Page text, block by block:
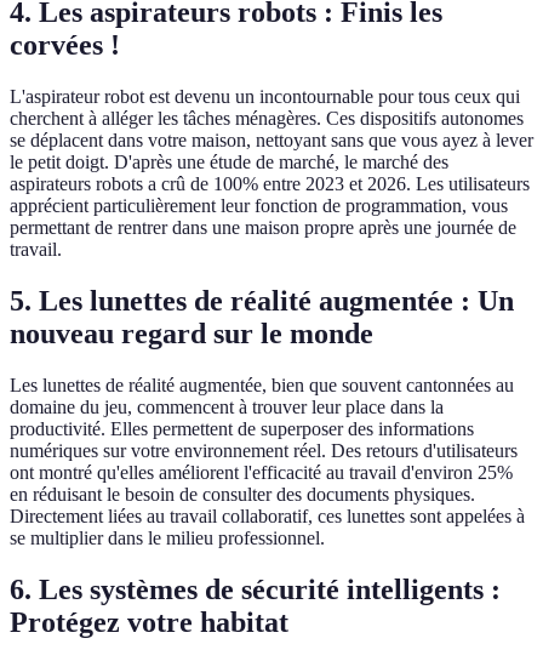
4. Les aspirateurs robots : Finis les
corvées !
L'aspirateur robot est devenu un incontournable pour tous ceux qui
cherchent à alléger les tâches ménagères. Ces dispositifs autonomes
se déplacent dans votre maison, nettoyant sans que vous ayez à lever
le petit doigt. D'après une étude de marché, le marché des
aspirateurs robots a crû de 100% entre 2023 et 2026. Les utilisateurs
apprécient particulièrement leur fonction de programmation, vous
permettant de rentrer dans une maison propre après une journée de
travail.
5. Les lunettes de réalité augmentée : Un
nouveau regard sur le monde
Les lunettes de réalité augmentée, bien que souvent cantonnées au
domaine du jeu, commencent à trouver leur place dans la
productivité. Elles permettent de superposer des informations
numériques sur votre environnement réel. Des retours d'utilisateurs
ont montré qu'elles améliorent l'efficacité au travail d'environ 25%
en réduisant le besoin de consulter des documents physiques.
Directement liées au travail collaboratif, ces lunettes sont appelées à
se multiplier dans le milieu professionnel.
6. Les systèmes de sécurité intelligents :
Protégez votre habitat